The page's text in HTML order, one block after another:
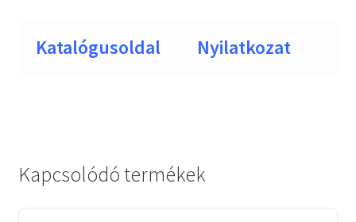
Katalógusoldal Nyilatkozat
Kapcsolódó termékek